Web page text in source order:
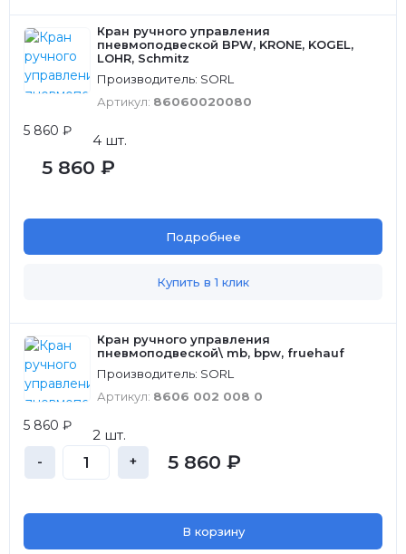
Кран ручного управления
пневмоподвеской BPW, KRONE, KOGEL,
LOHR, Schmitz
Производитель: SORL
Артикул: 86060020080
5 860 ₽
4 шт.
5 860 ₽
Подробнее
Купить в 1 клик
Кран ручного управления
пневмоподвеской\ mb, bpw, fruehauf
Производитель: SORL
Артикул: 8606 002 008 0
5 860 ₽
2 шт.
- + 5 860 ₽
В корзину